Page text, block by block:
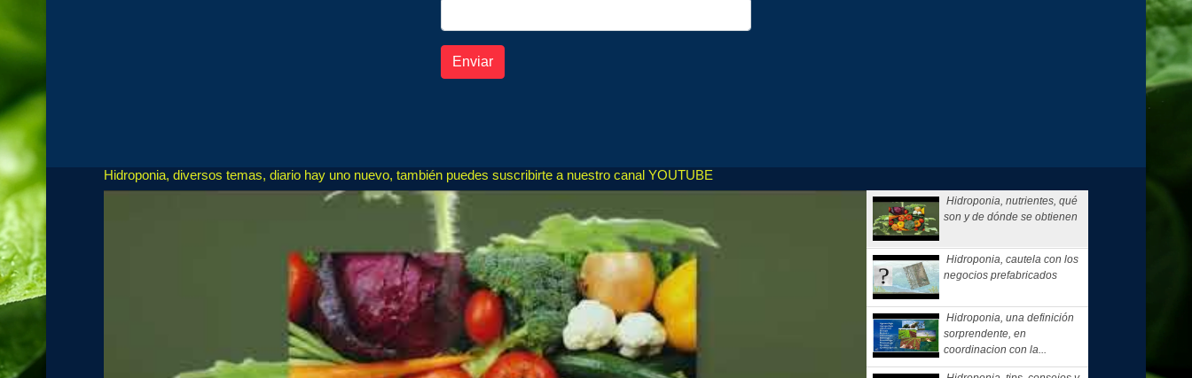
Enviar
Hidroponia, diversos temas, diario hay uno nuevo, también puedes suscribirte a nuestro canal YOUTUBE
Hidroponia, nutrientes, qué
son y de dónde se obtienen
Hidroponia, cautela con los
negocios prefabricados
Hidroponia, una definición
sorprendente, en
coordinacion con la...